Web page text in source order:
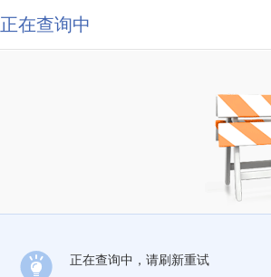
正在查询中
正在查询中，请刷新重试